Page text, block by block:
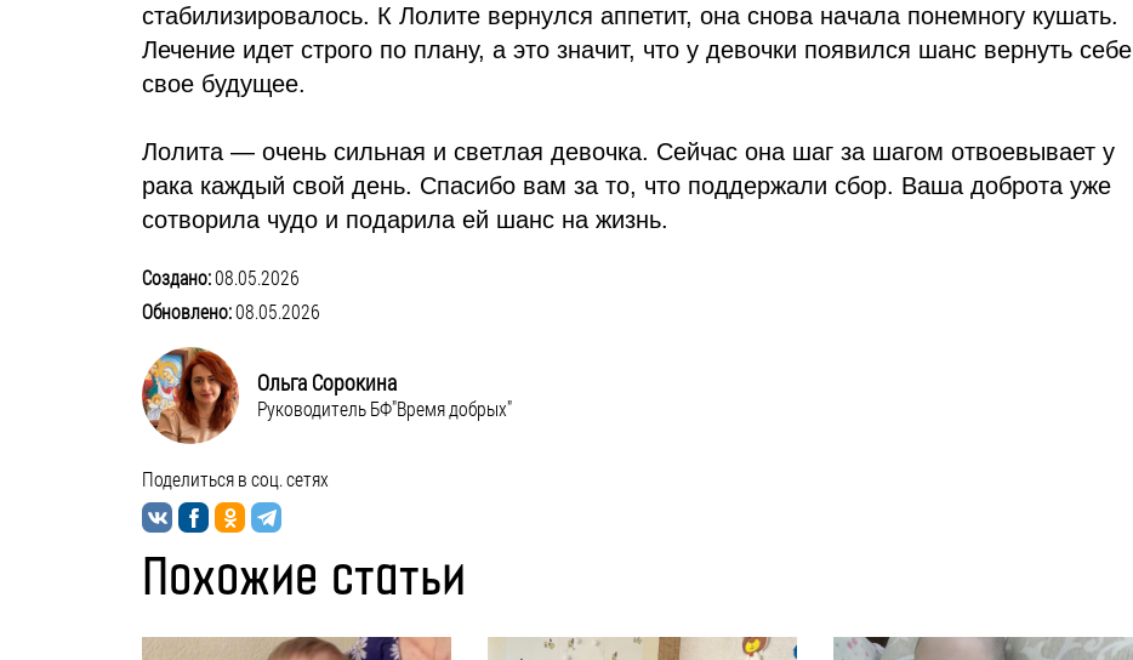
стабилизировалось. К Лолите вернулся аппетит, она снова начала понемногу кушать.
Лечение идет строго по плану, а это значит, что у девочки появился шанс вернуть себе
свое будущее.
Лолита — очень сильная и светлая девочка. Сейчас она шаг за шагом отвоевывает у
рака каждый свой день. Спасибо вам за то, что поддержали сбор. Ваша доброта уже
сотворила чудо и подарила ей шанс на жизнь.
Создано:08.05.2026
Обновлено:08.05.2026
Ольга Сорокина
Руководитель БФ"Время добрых"
Поделиться в соц. сетях
Похожие статьи